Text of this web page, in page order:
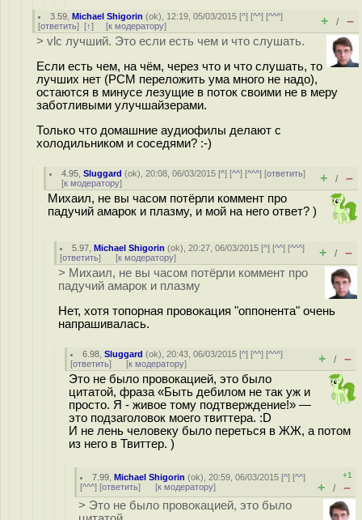
3.59 ,Michael Shigorin (ok), 12:19, 05/03/2015 [^] [^^] [^^^]
[ответить] [↑] [к модератору] + / –
> vlc лучший. Это если есть чем и что слушать.
Если есть чем, на чём, через что и что слушать, то
лучших нет (PCM переложить ума много не надо),
остаются в минусе лезущие в поток своими не в меру
заботливыми улучшайзерами.
Только что домашние аудиофилы делают с
холодильником и соседями? :-)
4.95 ,Sluggard (ok), 20:08, 06/03/2015 [^] [^^] [^^^] [ответить]
[к модератору] + / –
Михаил, не вы часом потёрли коммент про
падучий амарок и плазму, и мой на него ответ? )
5.97 ,Michael Shigorin (ok), 20:27, 06/03/2015 [^] [^^] [^^^]
[ответить] [к модератору] + / –
> Михаил, не вы часом потёрли коммент про
падучий амарок и плазму
Нет, хотя топорная провокация "оппонента" очень
напрашивалась.
6.98 ,Sluggard (ok), 20:43, 06/03/2015 [^] [^^] [^^^]
[ответить] [к модератору] + / –
Это не было провокацией, это было
цитатой, фраза «Быть дебилом не так уж и
просто. Я - живое тому подтверждение!» —
это подзаголовок моего твиттера. :D
И не лень человеку было переться в ЖЖ, а потом
из него в Твиттер. )
7.99 ,Michael Shigorin (ok), 20:59, 06/03/2015 [^] [^^]
[^^^] [ответить] [к модератору]
+1
+ / –
> Это не было провокацией, это было